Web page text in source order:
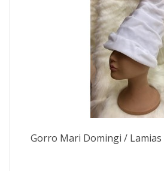
Gorro Mari Domingi / Lamias